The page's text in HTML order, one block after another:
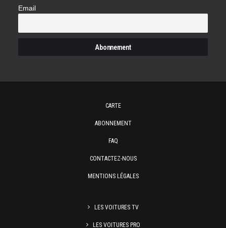
Email
CARTE
ABONNEMENT
FAQ
CONTACTEZ-NOUS
MENTIONS LÉGALES
LES VOITURES TV
LES VOITURES PRO